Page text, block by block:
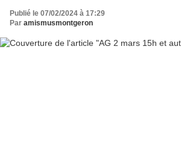
Publié le 07/02/2024 à 17:29
Par amismusmontgeron